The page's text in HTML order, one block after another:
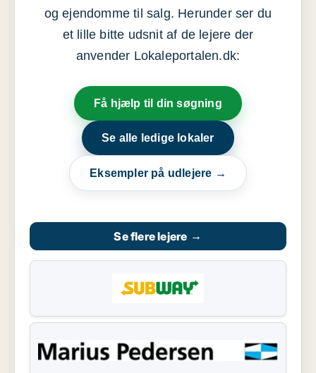
og ejendomme til salg. Herunder ser du
et lille bitte udsnit af de lejere der
anvender Lokaleportalen.dk:
Få hjælp til din søgning
Se alle ledige lokaler
Eksempler på udlejere →
Se flere lejere →